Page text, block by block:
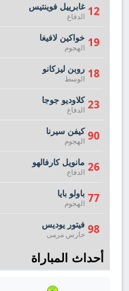
12 غابرييل فوينتيس
الدفاع
19 خواكين لافيغا
الهجوم
18 روبن ليزكانو
الوسط
23 كلاوديو جوجا
الدفاع
90 كيفن سيرنا
الهجوم
26 مانويل كارفالهو
الدفاع
77 باولو بايا
الهجوم
98 فيتور يوديس
حارس مرمى
أحداث المباراة